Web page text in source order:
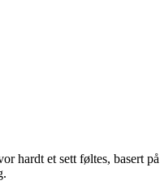
hardt et sett føltes, basert